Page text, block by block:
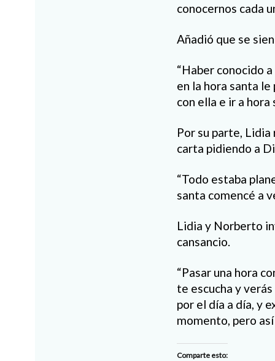
conocernos cada
Añadió que se
“Haber conocido
en la hora santa
con ella e ir a
Por su parte,
carta pidiendo a
“Todo estaba
santa comencé a
Lidia y Norberto
cansancio.
“Pasar una hora
te escucha y
por el día a día, y
momento, pero así
Comparte esto: